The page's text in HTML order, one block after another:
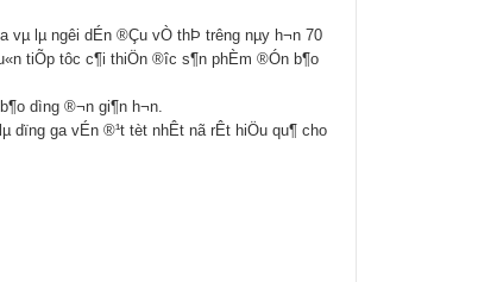
vµ lµ ng­êi dÉn ®Çu vÒ thÞ tr­êng nµy h¬n 70
tiÕp tôc c¶i thiÖn ®­îc s¶n phÈm ®Ón b¶o
d­ìng ®¬n gi¶n h¬n.
dïng ga vÉn ®¹t tèt nhÊt nã rÊt hiÖu qu¶ cho